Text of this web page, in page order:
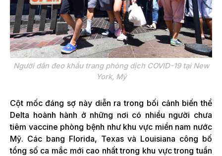
Người dân đeo khẩu trang phòng dịch COVID-19 tại New
York, Mỹ
Cột mốc đáng sợ này diễn ra trong bối cảnh biến thể
Delta hoành hành ở những nơi có nhiều người chưa
tiêm vaccine phòng bệnh như khu vực miền nam nước
Mỹ. Các bang Florida, Texas và Louisiana công bố
tổng số ca mắc mới cao nhất trong khu vực trong tuần